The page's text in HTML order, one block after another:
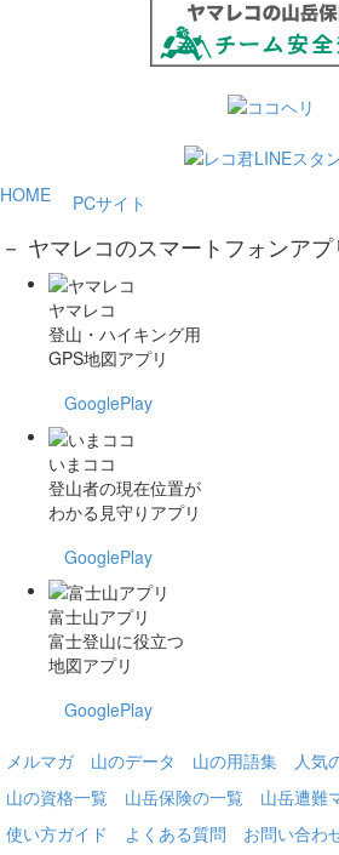
HOME PCサイト
－ ヤマレコのスマートフォンアプ
ヤマレコ
登山・ハイキング用
GPS地図アプリ
GooglePlay
いまココ
登山者の現在位置が
わかる見守りアプリ
GooglePlay
富士山アプリ
富士登山に役立つ
地図アプリ
GooglePlay
メルマガ 山のデータ 山の用語集
人気
山の資格一覧
山岳保険の一覧 山岳遭難
使い方ガイド
よくある質問 お問い合わ